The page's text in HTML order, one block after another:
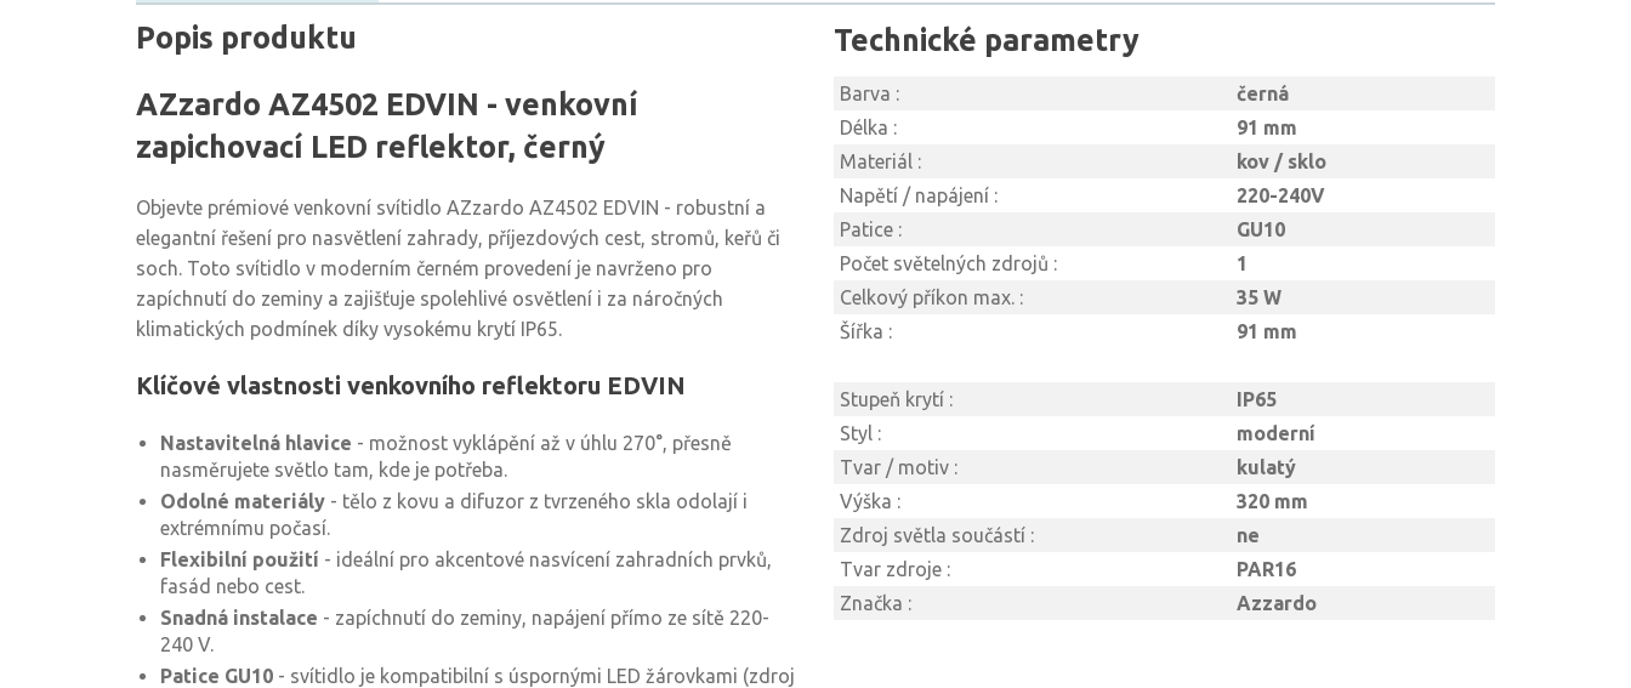
Popis produktu
AZzardo AZ4502 EDVIN - venkovní
zapichovací LED reflektor, černý
Objevte prémiové venkovní svítidlo AZzardo AZ4502 EDVIN - robustní a
elegantní řešení pro nasvětlení zahrady, příjezdových cest, stromů, keřů či
soch. Toto svítidlo v moderním černém provedení je navrženo pro
zapíchnutí do zeminy a zajišťuje spolehlivé osvětlení i za náročných
klimatických podmínek díky vysokému krytí IP65.
Klíčové vlastnosti venkovního reflektoru EDVIN
Nastavitelná hlavice - možnost vyklápění až v úhlu 270°, přesně
nasměrujete světlo tam, kde je potřeba.
Odolné materiály - tělo z kovu a difuzor z tvrzeného skla odolají i
extrémnímu počasí.
Flexibilní použití - ideální pro akcentové nasvícení zahradních prvků,
fasád nebo cest.
Snadná instalace - zapíchnutí do zeminy, napájení přímo ze sítě 220-
240 V.
Patice GU10 - svítidlo je kompatibilní s úspornými LED žárovkami (zdroj
Technické parametry
Barva :
černá
Délka :
91 mm
Materiál :
kov / sklo
Napětí / napájení :
220-240V
Patice :
GU10
Počet světelných zdrojů :
1
Celkový příkon max. :
35 W
Šířka :
91 mm
Stupeň krytí :
IP65
Styl :
moderní
Tvar / motiv :
kulatý
Výška :
320 mm
Zdroj světla součástí :
ne
Tvar zdroje :
PAR16
Značka :
Azzardo